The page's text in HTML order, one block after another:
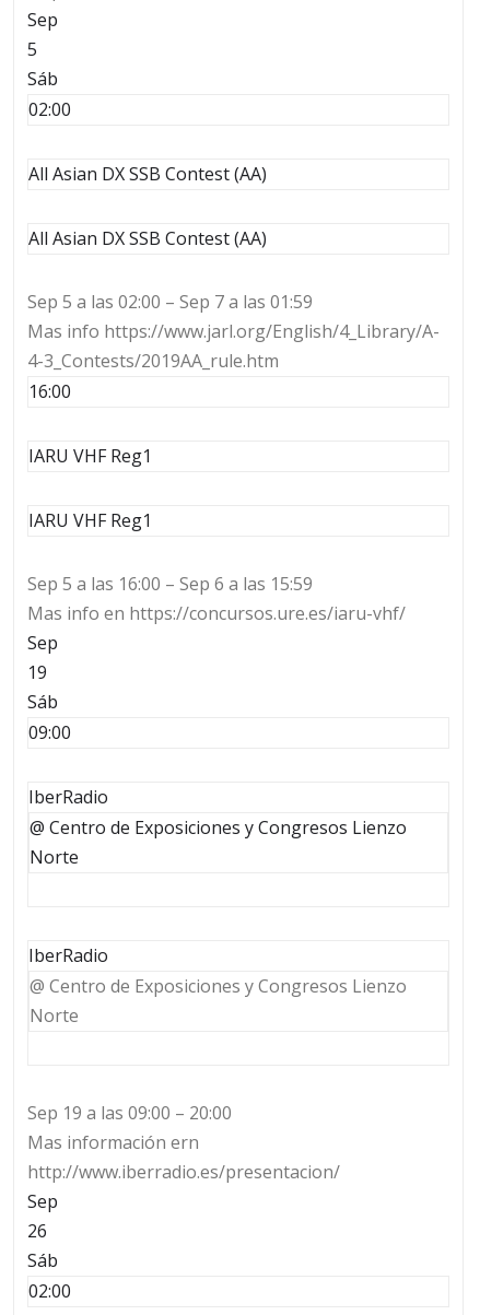
Sep
5
Sáb
02:00
All Asian DX SSB Contest (AA)
All Asian DX SSB Contest (AA)
Sep 5 a las 02:00 – Sep 7 a las 01:59
Mas info https://www.jarl.org/English/4_Library/A-
4-3_Contests/2019AA_rule.htm
16:00
IARU VHF Reg1
IARU VHF Reg1
Sep 5 a las 16:00 – Sep 6 a las 15:59
Mas info en https://concursos.ure.es/iaru-vhf/
Sep
19
Sáb
09:00
IberRadio
@ Centro de Exposiciones y Congresos Lienzo
Norte
IberRadio
@ Centro de Exposiciones y Congresos Lienzo
Norte
Sep 19 a las 09:00 – 20:00
Mas información ern
http://www.iberradio.es/presentacion/
Sep
26
Sáb
02:00